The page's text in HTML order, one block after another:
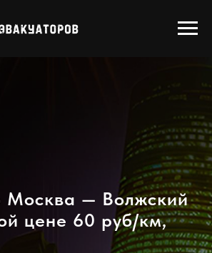
Москва — Волжский
цене 60 руб/км,